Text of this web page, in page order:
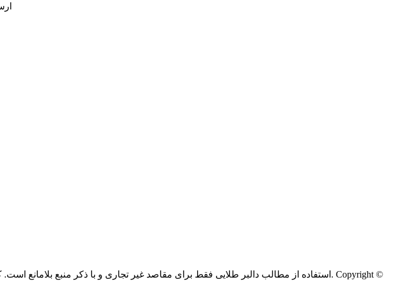
استفاده از مطالب دالبر طلایی فقط برای مقاصد غیر تجاری و با ذکر منبع بلامانع کليه حقوق اين سايت متعلق به دالبر طلایی می‌باشد. Copyright ©